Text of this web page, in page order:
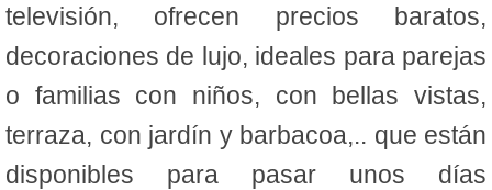
televisión, ofrecen precios baratos,
decoraciones de lujo, ideales para parejas
o familias con niños, con bellas vistas,
terraza, con jardín y barbacoa,.. que están
disponibles para pasar unos días